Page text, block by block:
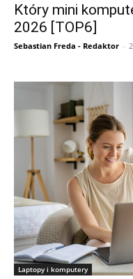
Który mini
2026 [TOP6]
Sebastian Freda - Redaktor -
Laptopy i komputery